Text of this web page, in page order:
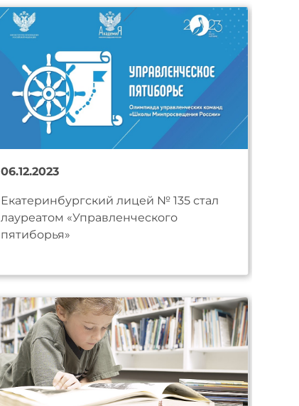
06.12.2023
Екатеринбургский лицей № 135 стал
лауреатом «Управленческого
пятиборья»